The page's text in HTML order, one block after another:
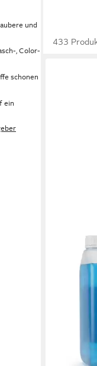
und
, Color-
schonen
ein
433